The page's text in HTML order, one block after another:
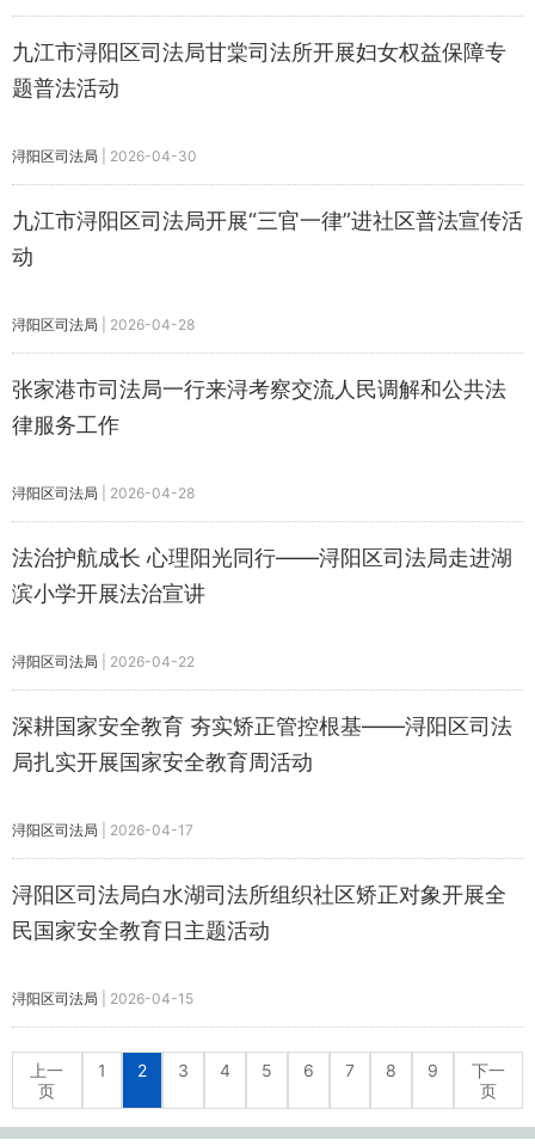
九江市浔阳区司法局甘棠司法所开展妇女权益保障专
题普法活动
浔阳区司法局 2026-04-30
九江市浔阳区司法局开展“三官一律”进社区普法宣传活
动
浔阳区司法局 2026-04-28
张家港市司法局一行来浔考察交流人民调解和公共法
律服务工作
浔阳区司法局 2026-04-28
法治护航成长 心理阳光同行——浔阳区司法局走进湖
滨小学开展法治宣讲
浔阳区司法局 2026-04-22
深耕国家安全教育 夯实矫正管控根基——浔阳区司法
局扎实开展国家安全教育周活动
浔阳区司法局 2026-04-17
浔阳区司法局白水湖司法所组织社区矫正对象开展全
民国家安全教育日主题活动
浔阳区司法局 2026-04-15
上一
页
1 2 3 4 5 6 7 8 9
下一
页